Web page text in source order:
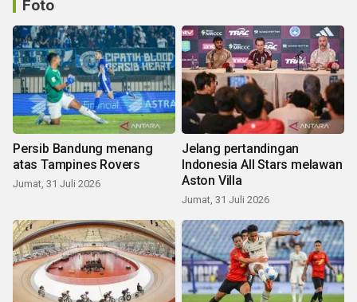
Foto
Persib Bandung menang
atas Tampines Rovers
Jumat, 31 Juli 2026
Jelang pertandingan
Indonesia All Stars melawan
Aston Villa
Jumat, 31 Juli 2026